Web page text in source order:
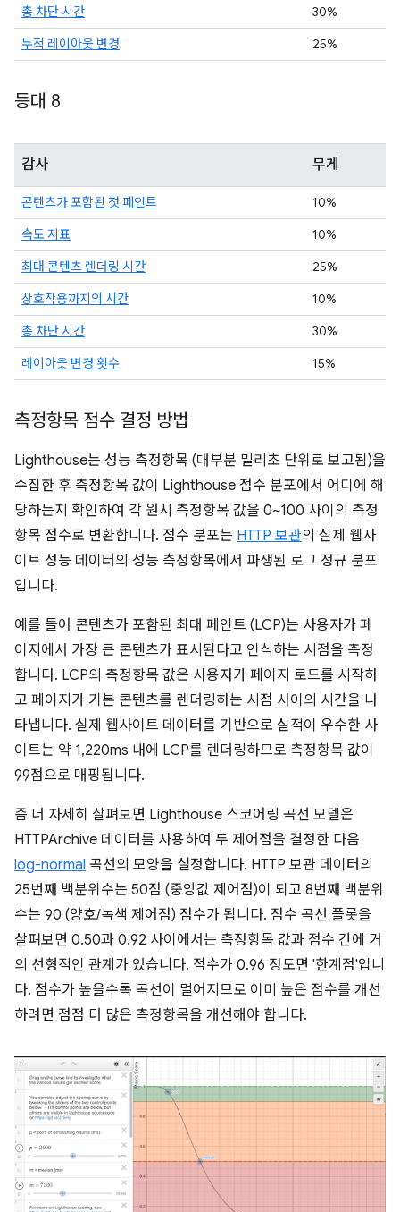
총 차단 시간
30%
누적 레이아웃 변경
25%
등대 8
감사 무게
콘텐츠가 포함된 첫 페인트
10%
속도 지표
10%
최대 콘텐츠 렌더링 시간
25%
상호작용까지의 시간
10%
총 차단 시간
30%
레이아웃 변경 횟수
15%
측정항목 점수 결정 방법
Lighthouse는 성능 측정항목 (대부분 밀리초 단위로 보고됨)을
수집한 후 측정항목 값이 Lighthouse 점수 분포에서 어디에 해
당하는지 확인하여 각 원시 측정항목 값을 0~100 사이의 측정
항목 점수로 변환합니다. 점수 분포는 HTTP 보관의 실제 웹사
이트 성능 데이터의 성능 측정항목에서 파생된 로그 정규 분포
입니다.
예를 들어 콘텐츠가 포함된 최대 페인트 (LCP)는 사용자가 페
이지에서 가장 큰 콘텐츠가 표시된다고 인식하는 시점을 측정
합니다. LCP의 측정항목 값은 사용자가 페이지 로드를 시작하
고 페이지가 기본 콘텐츠를 렌더링하는 시점 사이의 시간을 나
타냅니다. 실제 웹사이트 데이터를 기반으로 실적이 우수한 사
이트는 약 1,220ms 내에 LCP를 렌더링하므로 측정항목 값이
99점으로 매핑됩니다.
좀 더 자세히 살펴보면 Lighthouse 스코어링 곡선 모델은
HTTPArchive 데이터를 사용하여 두 제어점을 결정한 다음
log-normal 곡선의 모양을 설정합니다. HTTP 보관 데이터의
25번째 백분위수는 50점 (중앙값 제어점)이 되고 8번째 백분위
수는 90 (양호/녹색 제어점) 점수가 됩니다. 점수 곡선 플롯을
살펴보면 0.50과 0.92 사이에서는 측정항목 값과 점수 간에 거
의 선형적인 관계가 있습니다. 점수가 0.96 정도면 '한계점'입니
다. 점수가 높을수록 곡선이 멀어지므로 이미 높은 점수를 개선
하려면 점점 더 많은 측정항목을 개선해야 합니다.